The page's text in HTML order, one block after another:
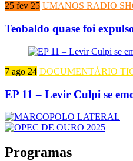
25 fev 25 UMANOS RADIO
Teobaldo quase foi
7 ago 24 DOCUMENTÁRIO
EP 11 – Levir Culpi se
Programas